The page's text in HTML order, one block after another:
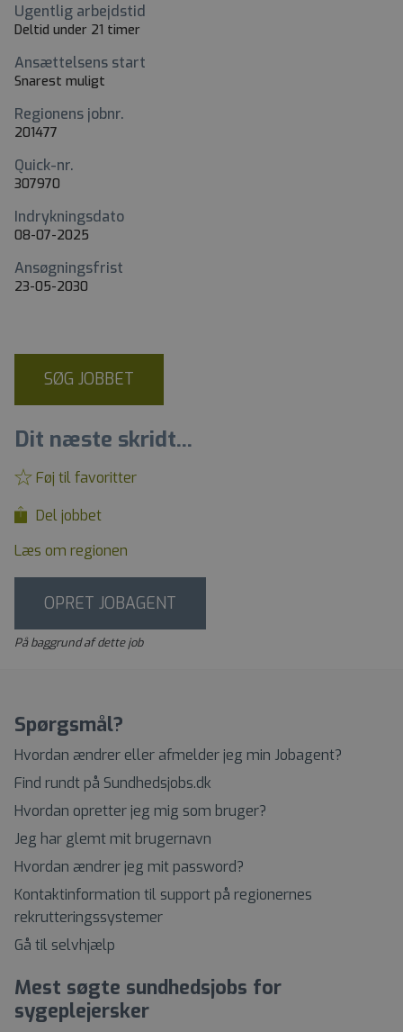
Ugentlig arbejdstid
Deltid under 21 timer
Ansættelsens start
Snarest muligt
Regionens jobnr.
201477
Quick-nr.
307970
Indrykningsdato
08-07-2025
Ansøgningsfrist
23-05-2030
SØG JOBBET
Dit næste skridt...
Føj til favoritter
Del jobbet
Læs om regionen
OPRET JOBAGENT
På baggrund af dette job
Spørgsmål?
Hvordan ændrer eller afmelder jeg min Jobagent?
Find rundt på Sundhedsjobs.dk
Hvordan opretter jeg mig som bruger?
Jeg har glemt mit brugernavn
Hvordan ændrer jeg mit password?
Kontaktinformation til support på regionernes
rekrutteringssystemer
Gå til selvhjælp
Mest søgte sundhedsjobs for
sygeplejersker